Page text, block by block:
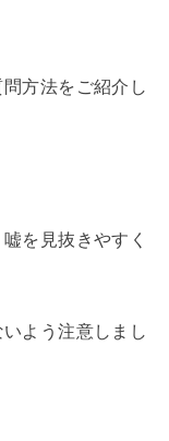
方法をご紹介し
を見抜きやすく
よう注意しまし